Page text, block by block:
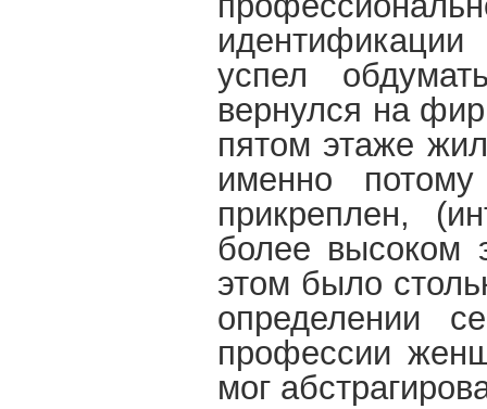
успел
вернулся на
пятом этаже
именно
прикреплен,
более высоком
этом было
определении
профессии
мог